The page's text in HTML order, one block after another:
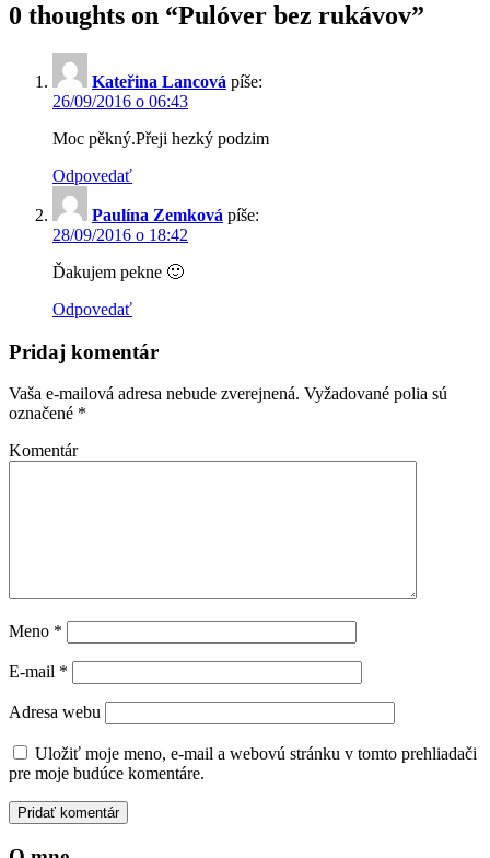
0 thoughts on “Pulóver bez rukávov”
Kateřina Lancová píše:
26/09/2016 o 06:43
Moc pěkný.Přeji hezký podzim
Odpovedať
Paulína Zemková píše:
28/09/2016 o 18:42
Ďakujem pekne 🙂
Odpovedať
Pridaj komentár
Vaša e-mailová adresa nebude zverejnená. Vyžadované polia sú
označené *
Komentár
Meno *
E-mail *
Adresa webu
Uložiť moje meno, e-mail a webovú stránku v tomto prehliadači
pre moje budúce komentáre.